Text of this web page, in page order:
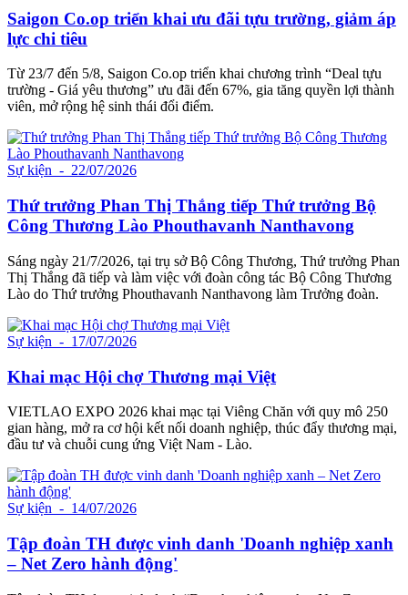
Saigon Co.op triển khai ưu đãi tựu trường, giảm áp
lực chi tiêu
Từ 23/7 đến 5/8, Saigon Co.op triển khai chương trình “Deal tựu
trường - Giá yêu thương” ưu đãi đến 67%, gia tăng quyền lợi thành
viên, mở rộng hệ sinh thái đổi điểm.
Sự kiện - 22/07/2026
Thứ trưởng Phan Thị Thắng tiếp Thứ trưởng Bộ
Công Thương Lào Phouthavanh Nanthavong
Sáng ngày 21/7/2026, tại trụ sở Bộ Công Thương, Thứ trưởng Phan
Thị Thắng đã tiếp và làm việc với đoàn công tác Bộ Công Thương
Lào do Thứ trưởng Phouthavanh Nanthavong làm Trưởng đoàn.
Sự kiện - 17/07/2026
Khai mạc Hội chợ Thương mại Việt
VIETLAO EXPO 2026 khai mạc tại Viêng Chăn với quy mô 250
gian hàng, mở ra cơ hội kết nối doanh nghiệp, thúc đẩy thương mại,
đầu tư và chuỗi cung ứng Việt Nam - Lào.
Sự kiện - 14/07/2026
Tập đoàn TH được vinh danh 'Doanh nghiệp xanh
– Net Zero hành động'